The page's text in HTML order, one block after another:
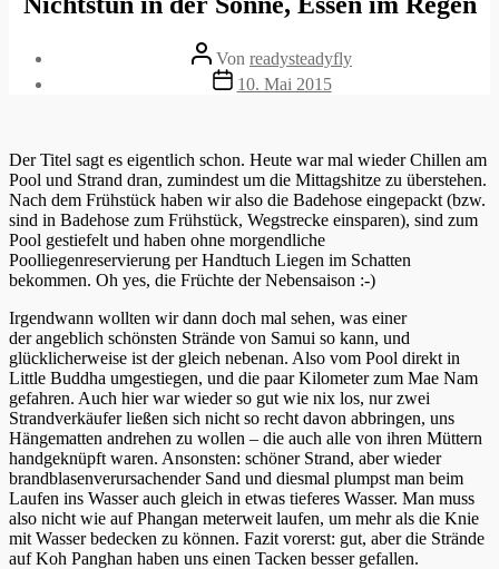
Beitragsautor
Von readysteadyfly
Veröffentlichungsdatum
10. Mai 2015
Der Titel sagt es eigentlich schon. Heute war mal wieder Chillen am
Pool und Strand dran, zumindest um die Mittagshitze zu überstehen.
Nach dem Frühstück haben wir also die Badehose eingepackt (bzw.
sind in Badehose zum Frühstück, Wegstrecke einsparen), sind zum
Pool gestiefelt und haben ohne morgendliche
Poolliegenreservierung per Handtuch Liegen im Schatten
bekommen. Oh yes, die Früchte der Nebensaison :-)
Irgendwann wollten wir dann doch mal sehen, was einer
der angeblich schönsten Strände von Samui so kann, und
glücklicherweise ist der gleich nebenan. Also vom Pool direkt in
Little Buddha umgestiegen, und die paar Kilometer zum Mae Nam
gefahren. Auch hier war wieder so gut wie nix los, nur zwei
Strandverkäufer ließen sich nicht so recht davon abbringen, uns
Hängematten andrehen zu wollen – die auch alle von ihren Müttern
handgeknüpft waren. Ansonsten: schöner Strand, aber wieder
brandblasenverursachender Sand und diesmal plumpst man beim
Laufen ins Wasser auch gleich in etwas tieferes Wasser. Man muss
also nicht wie auf Phangan meterweit laufen, um mehr als die Knie
mit Wasser bedecken zu können. Fazit vorerst: gut, aber die Strände
auf Koh Panghan haben uns einen Tacken besser gefallen.